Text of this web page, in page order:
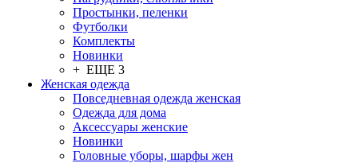
Простынки, пеленки
Футболки
Комплекты
Новинки
+ ЕЩЕ 3
Женская одежда
Повседневная одежда женская
Одежда для дома
Аксессуары женские
Новинки
Головные уборы, шарфы жен